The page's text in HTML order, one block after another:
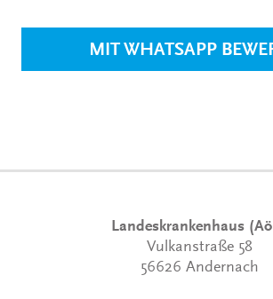
MIT WHATSAPP
Landeskrankenhaus
Vulkanstraße 58
56626 Andernach